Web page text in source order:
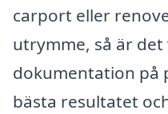
carport eller
utrymme, så är
dokumentation på
bästa resultatet